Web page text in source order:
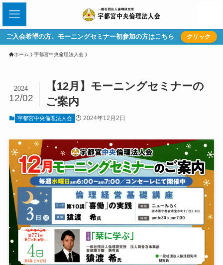
ご入会希望の方、モーニングセミナー初参加の方はこちら クリック
ホーム 宇都宮中央倫理法人会
【12月】モーニングセミナーの
ご案内
2024
12/02
宇都宮中央倫理法人会 2024年12月2日